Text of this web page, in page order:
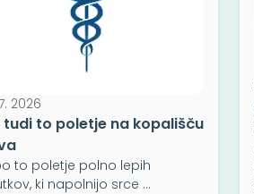
2026
tudi to poletje na kopališču
to poletje polno lepih
ki napolnijo srce …